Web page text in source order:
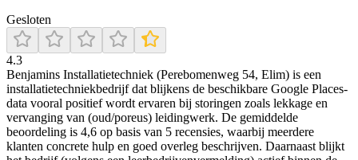
Gesloten
4.3
Benjamins Installatietechniek (Perebomenweg 54, Elim) is een
installatietechniekbedrijf dat blijkens de beschikbare Google Places-
data vooral positief wordt ervaren bij storingen zoals lekkage en
vervanging van (oud/poreus) leidingwerk. De gemiddelde
beoordeling is 4,6 op basis van 5 recensies, waarbij meerdere
klanten concrete hulp en goed overleg beschrijven. Daarnaast blijkt